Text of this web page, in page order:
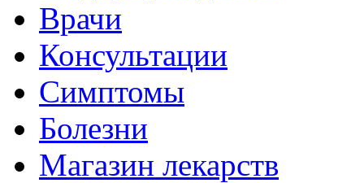
Врачи
Консультации
Симптомы
Болезни
Магазин лекарств